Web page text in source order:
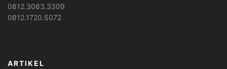
0812.3063.3309
0812.1720.5072
ARTIKEL